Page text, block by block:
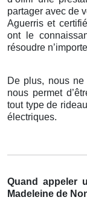
partager avec de
Aguerris et
ont le
résoudre
De plus, nous
nous permet
tout type de
électriques.
Quand appeler
Madeleine de